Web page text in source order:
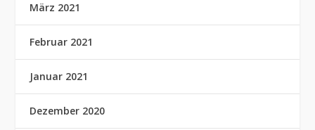
März 2021
Februar 2021
Januar 2021
Dezember 2020